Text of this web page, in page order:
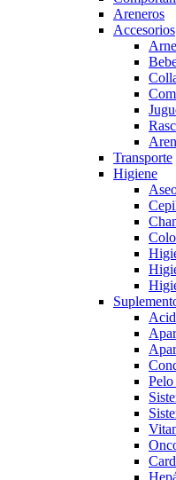
Areneros
Accesorios
Transporte
Higiene